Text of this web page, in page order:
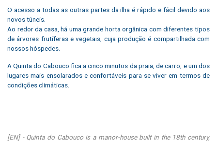
O acesso a todas as outras partes da ilha é rápido e fácil devido aos
novos túneis.
Ao redor da casa, há uma grande horta orgânica com diferentes tipos
de árvores frutíferas e vegetais, cuja produção é compartilhada com
nossos hóspedes.
A Quinta do Cabouco fica a cinco minutos da praia, de carro, e um dos
lugares mais ensolarados e confortáveis ​​para se viver em termos de
condições climáticas.
[EN] - Quinta do Cabouco is a manor-house built in the 18th century,